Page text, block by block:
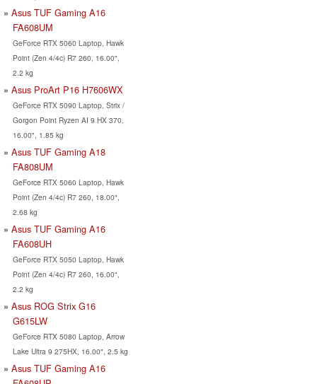
Asus TUF Gaming A16
FA608UM
GeForce RTX 5060 Laptop, Hawk
Point (Zen 4/4c) R7 260, 16.00",
2.2 kg
Asus ProArt P16 H7606WX
GeForce RTX 5090 Laptop, Strix /
Gorgon Point Ryzen AI 9 HX 370,
16.00", 1.85 kg
Asus TUF Gaming A18
FA808UM
GeForce RTX 5060 Laptop, Hawk
Point (Zen 4/4c) R7 260, 18.00",
2.68 kg
Asus TUF Gaming A16
FA608UH
GeForce RTX 5050 Laptop, Hawk
Point (Zen 4/4c) R7 260, 16.00",
2.2 kg
Asus ROG Strix G16
G615LW
GeForce RTX 5080 Laptop, Arrow
Lake Ultra 9 275HX, 16.00", 2.5 kg
Asus TUF Gaming A16